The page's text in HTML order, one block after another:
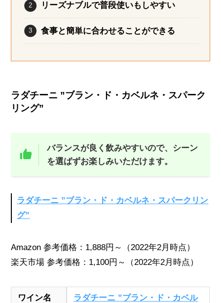
リーズナブルで普段使いもしやすい
食事と簡単に合わせることができる
ラダチーニ ”ブラン・ド・カベルネ・スパーク
リング”
バランスが良く飲みやすいので、シーン
を選ばずお楽しみいただけます。
ラダチーニ ”ブラン・ド・カベルネ・スパークリン
グ”
Amazon 参考価格：1,888円～（2022年2月時点）
楽天市場 参考価格：1,100円～（2022年2月時点）
ワイン名
ラダチーニ ”ブラン・ド・カベル